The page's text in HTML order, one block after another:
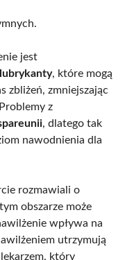
jest
lubrykanty, które mogą
zbliżeń, zmniejszając
z
, dlatego tak
nawodnienia dla
rozmawiali o
obszarze może
wpływa na
utrzymują
który